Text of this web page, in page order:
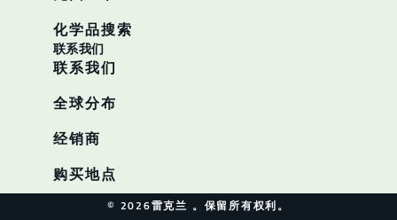
化学品搜索
联系我们
联系我们
全球分布
经销商
购买地点
© 2026雷克兰 。保留所有权利。